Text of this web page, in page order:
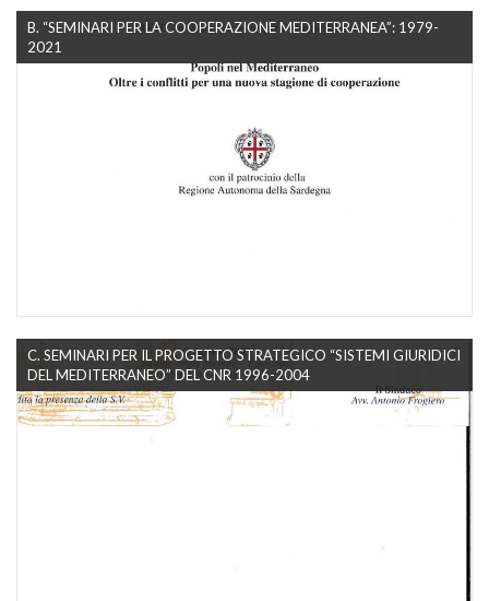
B. “SEMINARI PER LA COOPERAZIONE MEDITERRANEA”: 1979-
2021
C. SEMINARI PER IL PROGETTO STRATEGICO “SISTEMI GIURIDICI
DEL MEDITERRANEO” DEL CNR 1996-2004